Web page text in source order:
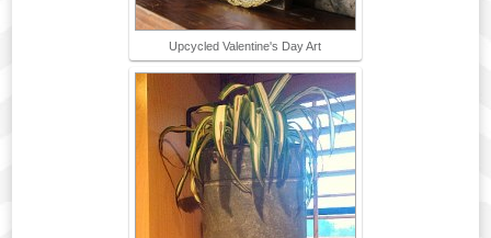
Upcycled Valentine's Day Art